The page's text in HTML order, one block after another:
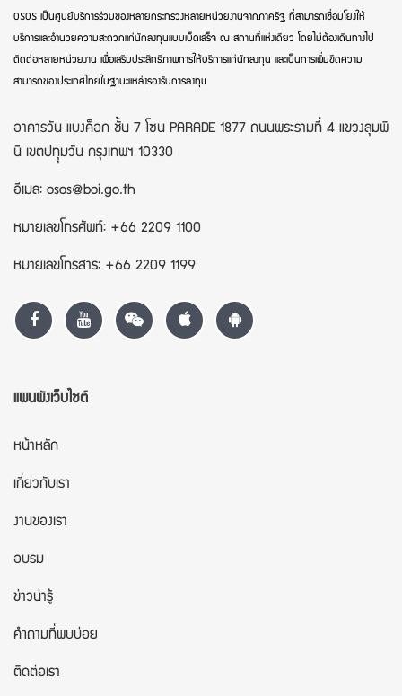
OSOS เป็นศูนย์บริการร่วมของหลายกระทรวงหลายหน่วยงานจากภาครัฐ ที่สามารถเชื่อมโยงให้
บริการและอำนวยความสะดวกแก่นักลงทุนแบบเบ็ดเสร็จ ณ สถานที่แห่งเดียว โดยไม่ต้องเดินทางไป
ติดต่อหลายหน่วยงาน เพื่อเสริมประสิทธิภาพการให้บริการแก่นักลงทุน และเป็นการเพิ่มขีดความ
สามารถของประเทศไทยในฐานะแหล่งรองรับการลงทุน
อาคารวัน แบงค็อก ชั้น 7 โซน PARADE 1877 ถนนพระรามที่ 4 แขวงลุมพิ
นี เขตปทุุมวัน กรุงเทพฯ 10330
อีเมล: osos@boi.go.th
หมายเลขโทรศัพท์: +66 2209 1100
หมายเลขโทรสาร: +66 2209 1199
แผนผังเว็บไซต์
หน้าหลัก
เกี่ยวกับเรา
งานของเรา
อบรม
ข่าวน่ารู้
คำถามที่พบบ่อย
ติดต่อเรา